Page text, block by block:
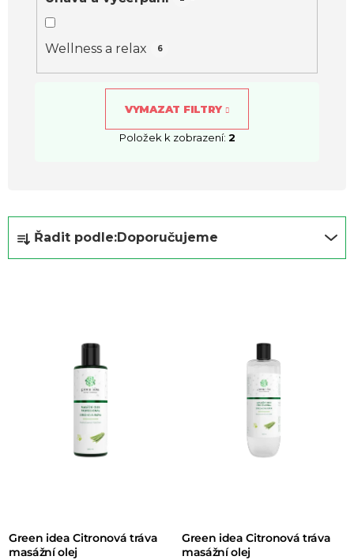
Ř
a
ů
Řadit podle:Doporučujeme
Wellness a relax 6
VYMAZAT FILTRY
Položek k zobrazení: 2
Green idea Citronová tráva
masážní olej
Green idea Citronová tráva
masážní olej